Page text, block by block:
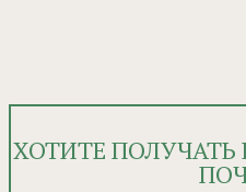
ХОТИТЕ